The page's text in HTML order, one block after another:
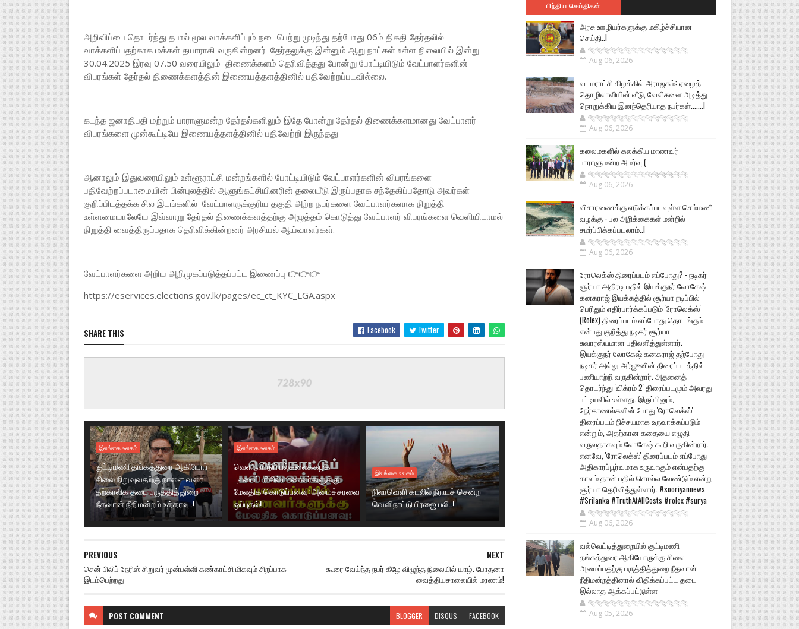
அறிவிப்பை தொடர்ந்து தபால் மூல வாக்களிப்பும் நடைபெற்று முடிந்து தற்போது 06ம் திகதி தேர்தலில்
வாக்களிப்பதற்காக மக்கள் தயாராகி வருகின்றனர் தேர்தலுக்கு இன்னும் ஆறு நாட்கள் உள்ள நிலையில் இன்று
30.04.2025 இரவு 07.50 வரையிலும் திணைக்களம் தெரிவித்தது போன்று போட்டியிடும் வேட்பாளர்களின்
விபரங்கள் தேர்தல் திணைக்களத்தின் இணையத்தளத்தினில் பதிவேற்றப்படவில்லை.
கடந்த ஜனாதிபதி மற்றும் பாராளுமன்ற தேர்தல்களிலும் இதே போன்று தேர்தல் திணைக்களமானது வேட்பாளர்
விபரங்களை முன்கூட்டியே இணையத்தளத்தினில் பதிவேற்றி இருந்தது
ஆனாலும் இதுவரையிலும் உள்ளூராட்சி மன்றங்களில் போட்டியிடும் வேட்பாளர்களின் விபரங்களை
பதிவேற்றப்படாமையின் பின்புலத்தில் ஆளுங்கட்சியினரின் தலையீடு இருப்பதாக சந்தேகிப்பதோடு அவர்கள்
குறிப்பிடத்தக்க சில இடங்களில் வேட்பாளருக்குரிய தகுதி அற்ற நபர்களை வேட்பாளர்களாக நிறுத்தி
உள்ளமையாலேயே இவ்வாறு தேர்தல் திணைக்களத்தற்கு அழுத்தம் கொடுத்து வேட்பாளர் விபரங்களை வெளியிடாமல்
நிறுத்தி வைத்திருப்பதாக தெரிவிக்கின்றனர் அரசியல் ஆய்வாளர்கள்.
வேட்பாளர்களை அறிய அறிமுகப்படுத்தப்பட்ட இணைப்பு 👉👉👉
https://eservices.elections.gov.lk/pages/ec_ct_KYC_LGA.aspx
SHARE THIS Facebook Twitter
இலங்கை.உலகம்
குட்டிமணி தங்கத்துரை ஆகியோர்
சிலை நிறுவுவதற்கு நாளை வரை
தற்காலிக தடை பருத்தித்துறை
நீதவான் நீதிமன்றம் உத்தரவு..!
இலங்கை.உலகம்
வெளிநாட்டுப் பல்கலைக்கழக
புலமைப்பரிசில் மாணவர்களுக்கு
மேலதிக கொடுப்பனவு: அமைச்சரவை
ஒப்புதல்!
இலங்கை.உலகம்
நிலாவெளி கடலில் நீராடச் சென்ற
வௌிநாட்டு பிரஜை பலி..!
NEXT
கூரை வேய்ந்த நபர் கீழே விழுந்த நிலையில் யாழ். போதனா
வைத்தியசாலையில் மரணம்!
PREVIOUS
சென் பிலிப் நேரிஸ் சிறுவர் முன்பள்ளி கண்காட்சி மிகவும் சிறப்பாக
இடம்பெற்றது
POST COMMENT BLOGGER DISQUS FACEBOOK
பிந்திய செய்திகள்
அரசு ஊழியர்களுக்கு மகிழ்ச்சியான
செய்தி..!
🐅🐅🐅🐅🐅🐅🐆🐆🐆🐆🐆🐆🐆🐆
Aug 06, 2026
வடமராட்சி கிழக்கில் அராஜகம்: ஏழைத்
தொழிலாளியின் வீடு, வேலிகளை அடித்து
நொறுக்கிய இனந்தெரியாத நபர்கள்.......!
🐅🐅🐅🐅🐅🐅🐆🐆🐆🐆🐆🐆🐆🐆
Aug 06, 2026
கலைமகளில் கலக்கிய மாணவர்
பாராளுமன்ற அமர்வு (
🐅🐅🐅🐅🐅🐅🐆🐆🐆🐆🐆🐆🐆🐆
Aug 06, 2026
விசாரணைக்கு எடுக்கப்படவுள்ள செம்மணி
வழக்கு - பல அறிக்கைகள் மன்றில்
சமர்ப்பிக்கப்படலாம்..!
🐅🐅🐅🐅🐅🐅🐆🐆🐆🐆🐆🐆🐆🐆
Aug 06, 2026
ரோலெக்ஸ் திரைப்படம் எப்போது? - நடிகர்
சூர்யா அதிரடி பதில் இயக்குநர் லோகேஷ்
கனகராஜ் இயக்கத்தில் சூர்யா நடிப்பில்
பெரிதும் எதிர்பார்க்கப்படும் 'ரோலெக்ஸ்'
(Rolex) திரைப்படம் எப்போது தொடங்கும்
என்பது குறித்து நடிகர் சூர்யா
சுவாரஸ்யமான பதிலளித்துள்ளார்.
இயக்குநர் லோகேஷ் கனகராஜ் தற்போது
நடிகர் அல்லு அர்ஜுனின் திரைப்படத்தில்
பணியாற்றி வருகின்றார். அதனைத்
தொடர்ந்து 'விக்ரம் 2' திரைப்படமும் அவரது
பட்டியலில் உள்ளது. இருப்பினும்,
நேர்காணல்களின் போது 'ரோலெக்ஸ்'
திரைப்படம் நிச்சயமாக உருவாக்கப்படும்
என்றும், அதற்கான கதையை எழுதி
வருவதாகவும் லோகேஷ் கூறி வருகின்றார்.
எனவே, 'ரோலெக்ஸ்' திரைப்படம் எப்போது
அதிகாரப்பூர்வமாக உருவாகும் என்பதற்கு
காலம் தான் பதில் சொல்ல வேண்டும் என்று
சூர்யா தெரிவித்துள்ளார். #sooriyannews
#Srilanka #TruthAtAllCosts #rolex #surya
🐅🐅🐅🐅🐅🐅🐆🐆🐆🐆🐆🐆🐆🐆
Aug 06, 2026
வல்வெட்டித்துறையில் குட்டிமணி
தங்கத்துரை ஆகியோருக்கு சிலை
அமைப்பதற்கு பருத்தித்துறை நீதவான்
நீதிமன்றத்தினால் விதிக்கப்பட்ட தடை
இல்லாத ஆக்கப்பட்டுள்ள
🐅🐅🐅🐅🐅🐅🐆🐆🐆🐆🐆🐆🐆🐆
Aug 05, 2026